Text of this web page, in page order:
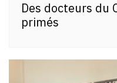
Des docteurs du
primés